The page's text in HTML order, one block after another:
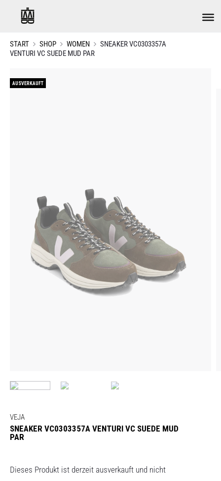
START SHOP WOMEN
SNEAKER VC0303357A
VENTURI VC SUEDE MUD PAR
AUSVERKAUFT
VEJA
SNEAKER VC0303357A VENTURI VC SUEDE MUD
PAR
Dieses Produkt ist derzeit ausverkauft und nicht